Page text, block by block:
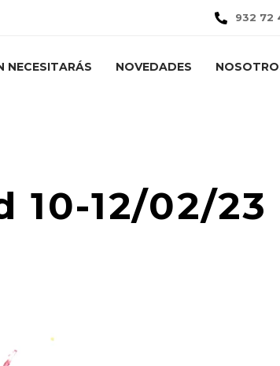
932 72
NECESITARÁS NOVEDADES
10-12/02/23